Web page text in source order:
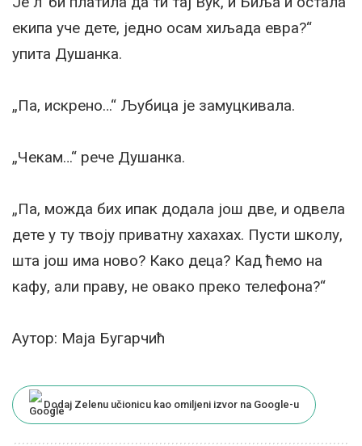
екипа уче дете, једно осам хиљада евра?“
упита Душанка.
„Па, искрено…“ Љубица је замуцкивала.
„Чекам…“ рече Душанка.
„Па, можда бих ипак додала још две, и одвела
дете у ту твоју приватну хахахах. Пусти школу,
шта још има ново? Како деца? Кад ћемо на
кафу, али праву, не овако преко телефона?“
Аутор: Маја Бугарчић
Dodaj Zelenu učionicu kao omiljeni izvor na Google-u